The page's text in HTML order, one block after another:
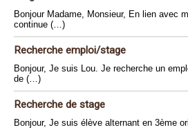
Bonjour Madame, Monsieur, En lien avec
continue (…)
Recherche emploi/stage
Bonjour, Je suis Lou. Je recherche un
de (…)
Recherche de stage
Bonjour, Je suis élève alternant en 3ème